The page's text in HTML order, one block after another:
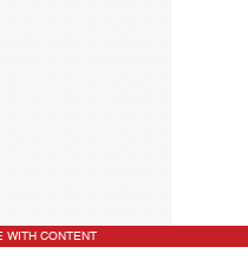
WITH CONTENT